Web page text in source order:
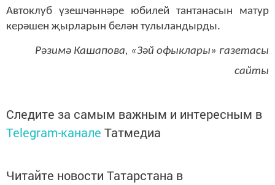
Автоклуб үзешчәннәре юбилей тантанасын матур
керәшен җырларын белән тулыландырды.
Рәзимә Кашапова, «Зәй офыклары» газетасы
сайты
Следите за самым важным и интересным в
Telegram-канале Татмедиа
Читайте новости Татарстана в